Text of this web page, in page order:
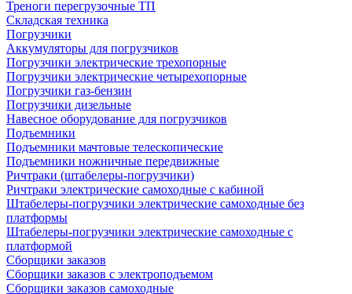
Треноги перегрузочные ТП
Складская техника
Погрузчики
Аккумуляторы для погрузчиков
Погрузчики электрические трехопорные
Погрузчики электрические четырехопорные
Погрузчики газ-бензин
Погрузчики дизельные
Навесное оборудование для погрузчиков
Подъемники
Подъемники мачтовые телескопические
Подъемники ножничные передвижные
Ричтраки (штабелеры-погрузчики)
Ричтраки электрические самоходные с кабиной
Штабелеры-погрузчики электрические самоходные без
платформы
Штабелеры-погрузчики электрические самоходные с
платформой
Сборщики заказов
Сборщики заказов с электроподъемом
Сборщики заказов самоходные